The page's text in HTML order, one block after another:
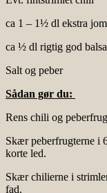
ca 1 – 1½ dl ekstra
ca ½ dl rigtig god
Salt og peber
Sådan gør du:
Rens chili og
Skær peberfrugterne i
korte led.
Skær chilierne i
fad.